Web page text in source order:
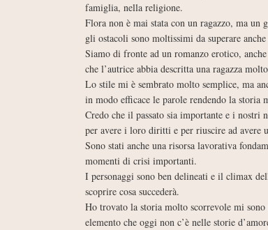
famiglia, nella religione.
Flora non è mai stata con un ragazzo, ma un
gli ostacoli sono moltissimi da superare
Siamo di fronte ad un romanzo erotico,
che l’autrice abbia descritta una ragazza
Lo stile mi è sembrato molto semplice, ma
in modo efficace le parole rendendo la storia
Credo che il passato sia importante e i
per avere i loro diritti e per riuscire ad avere
Sono stati anche una risorsa lavorativa
momenti di crisi importanti.
I personaggi sono ben delineati e il climax
scoprire cosa succederà.
Ho trovato la storia molto scorrevole mi
elemento che oggi non c’è nelle storie